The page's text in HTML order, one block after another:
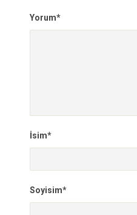
Yorum*
İsim*
Soyisim*